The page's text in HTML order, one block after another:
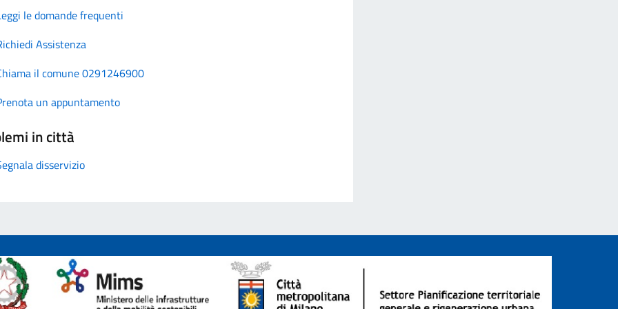
le domande frequenti
Assistenza
il comune 0291246900
un appuntamento
in città
disservizio